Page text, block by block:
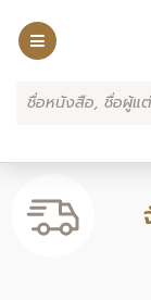
Products
search